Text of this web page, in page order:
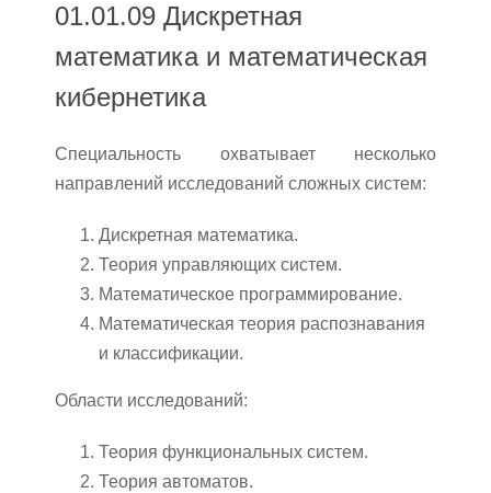
01.01.09 Дискретная
математика и математическая
кибернетика
Специальность охватывает несколько
направлений исследований сложных систем:
Дискретная математика.
Теория управляющих систем.
Математическое программирование.
Математическая теория распознавания
и классификации.
Области исследований:
Теория функциональных систем.
Теория автоматов.